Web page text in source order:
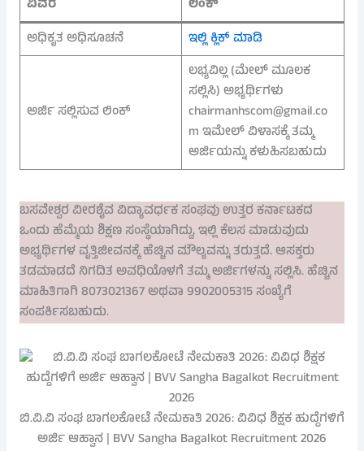
ವಿವರ
ಲಿಂಕ್
ಅಧಿಕೃತ ಅಧಿಸೂಚನೆ
ಇಲ್ಲಿ ಕ್ಲಿಕ್ ಮಾಡಿ
ಅರ್ಜಿ ಸಲ್ಲಿಸುವ ಲಿಂಕ್
ಲಭ್ಯವಿಲ್ಲ (ಮೇಲ್ ಮೂಲಕ
ಸಲ್ಲಿಸಿ) ಅಭ್ಯರ್ಥಿಗಳು
chairmanhscom@gmail.co
m ಇಮೇಲ್ ವಿಳಾಸಕ್ಕೆ ತಮ್ಮ
ಅರ್ಜಿಯನ್ನು ಕಳುಹಿಸಬಹುದು
ಬಸವೇಶ್ವರ ವೀರಶೈವ ವಿದ್ಯಾವರ್ಧಕ ಸಂಘವು ಉತ್ತರ ಕರ್ನಾಟಕದ
ಒಂದು ಹೆಮ್ಮೆಯ ಶಿಕ್ಷಣ ಸಂಸ್ಥೆಯಾಗಿದ್ದು, ಇಲ್ಲಿ ಕೆಲಸ ಮಾಡುವುದು
ಅಭ್ಯರ್ಥಿಗಳ ವೃತ್ತಿಜೀವನಕ್ಕೆ ಹೆಚ್ಚಿನ ಮೌಲ್ಯವನ್ನು ತರುತ್ತದೆ. ಆಸಕ್ತರು
ತಡಮಾಡದೆ ನಿಗದಿತ ಅವಧಿಯೊಳಗೆ ತಮ್ಮ ಅರ್ಜಿಗಳನ್ನು ಸಲ್ಲಿಸಿ. ಹೆಚ್ಚಿನ
ಮಾಹಿತಿಗಾಗಿ 8073021367 ಅಥವಾ 9902005315 ಸಂಖ್ಯೆಗೆ
ಸಂಪರ್ಕಿಸಬಹುದು.
ಬಿ.ವಿ.ವಿ ಸಂಘ ಬಾಗಲಕೋಟೆ ನೇಮಕಾತಿ 2026: ವಿವಿಧ ಶಿಕ್ಷಕ ಹುದ್ದೆಗಳಿಗೆ
ಅರ್ಜಿ ಆಹ್ವಾನ | BVV Sangha Bagalkot Recruitment 2026